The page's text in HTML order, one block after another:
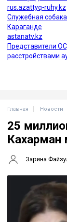
Новости